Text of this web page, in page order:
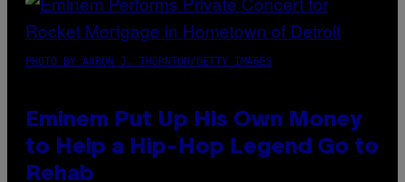
PHOTO BY AARON J. THORNTON/GETTY IMAGES
Eminem Put Up His Own Money
to Help a Hip-Hop Legend Go to
Rehab